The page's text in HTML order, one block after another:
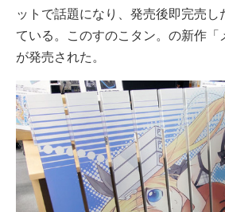
ットで話題になり、発売後即完売し
ている。このすのこタン。の新作「
が発売された。